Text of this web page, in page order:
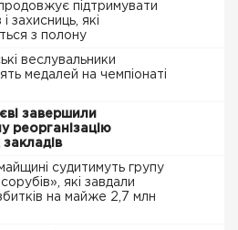
підтримувати
і захисниць, які
з полону
веслувальники
медалей на чемпіонаті
завершили
реорганізацію
судитимуть групу
які завдали
на майже 2,7 млн